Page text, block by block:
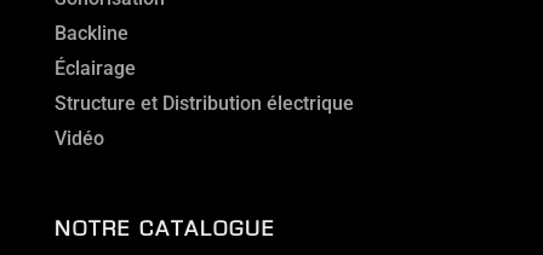
Backline
Éclairage
Structure et Distribution électrique
Vidéo
NOTRE CATALOGUE